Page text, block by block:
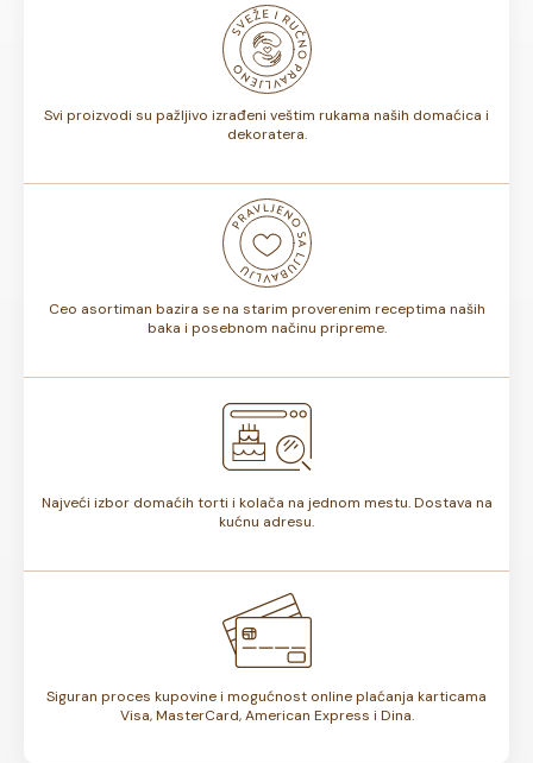
odnosno, da li sadrže voće ili ne, rok trajanja torte može
biti od 7 do 10 dana. Rok trajanja je istaknut na deklaraciji
Svi proizvodi su pažljivo izrađeni veštim rukama naših domaćica i
dekoratera.
Ceo asortiman bazira se na starim proverenim receptima naših
baka i posebnom načinu pripreme.
Najveći izbor domaćih torti i kolača na jednom mestu. Dostava na
kućnu adresu.
Siguran proces kupovine i mogućnost online plaćanja karticama
Visa, MasterCard, American Express i Dina.